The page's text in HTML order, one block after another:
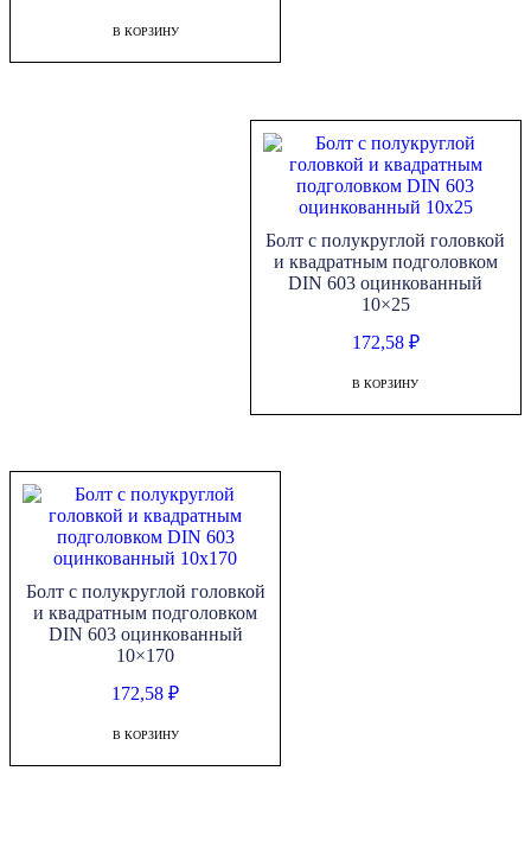
В КОРЗИНУ
Болт с полукруглой головкой
и квадратным подголовком
DIN 603 оцинкованный
10×25
172,58 ₽
В КОРЗИНУ
Болт с полукруглой головкой
и квадратным подголовком
DIN 603 оцинкованный
10×170
172,58₽
В КОРЗИНУ